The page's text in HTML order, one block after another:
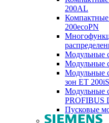
200AL
200ecoPN
Модульные
Модульные
Модульные
зон ET
Модульные
PROFIBUS
Пусковые